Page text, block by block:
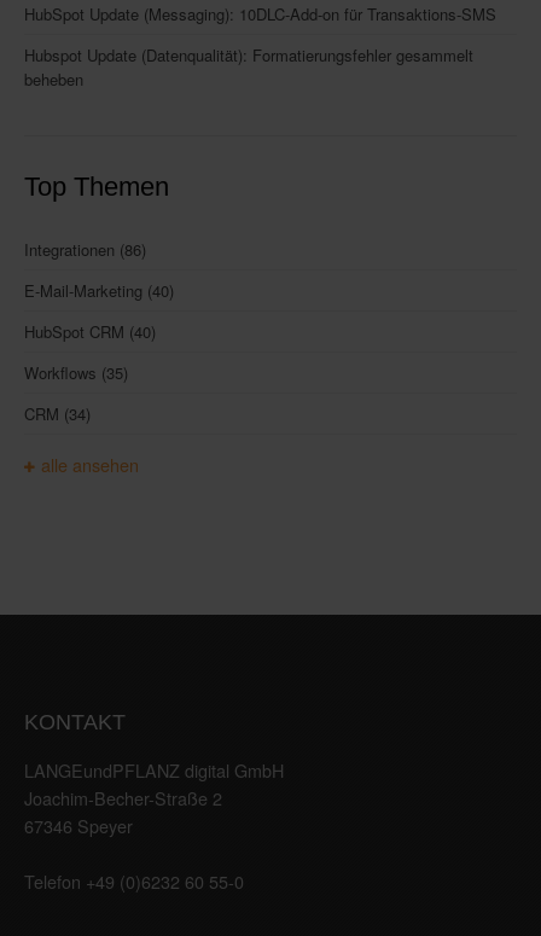
HubSpot Update (Messaging): 10DLC-Add-on für Transaktions-SMS
Hubspot Update (Datenqualität): Formatierungsfehler gesammelt
beheben
Top Themen
Integrationen (86)
E-Mail-Marketing (40)
HubSpot CRM (40)
Workflows (35)
CRM (34)
alle ansehen
KONTAKT
LANGEundPFLANZ digital GmbH
Joachim-Becher-Straße 2
67346 Speyer
Telefon +49 (0)6232 60 55-0